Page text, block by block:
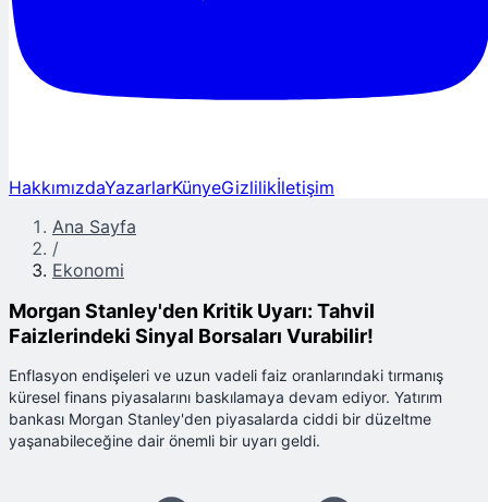
HakkımızdaYazarlarKünyeGizlilikİletişim
Ana Sayfa
/
Ekonomi
Morgan Stanley'den Kritik Uyarı: Tahvil
Faizlerindeki Sinyal Borsaları Vurabilir!
Enflasyon endişeleri ve uzun vadeli faiz oranlarındaki tırmanış
küresel finans piyasalarını baskılamaya devam ediyor. Yatırım
bankası Morgan Stanley'den piyasalarda ciddi bir düzeltme
yaşanabileceğine dair önemli bir uyarı geldi.